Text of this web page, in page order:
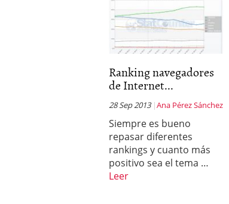
suelen
llegar
tarde 16
de abril
de 2026
Comparativa
acelera la
Meses sin
compras 24
Planificar tu
a los costes
¿Cuánto
Ranking navegadores
de Internet...
28 Sep 2013 Ana Pérez Sánchez
Siempre es bueno
repasar diferentes
rankings y cuanto más
positivo sea el tema …
Leer